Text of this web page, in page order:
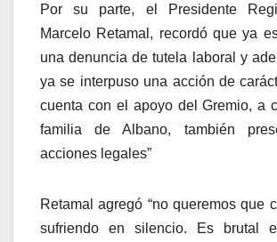
Por su parte, el Presidente
Marcelo Retamal, recordó que ya
una denuncia de tutela laboral y
ya se interpuso una acción de
cuenta con el apoyo del Gremio, a
familia de Albano, también
acciones legales”
Retamal agregó “no queremos que
sufriendo en silencio. Es brutal